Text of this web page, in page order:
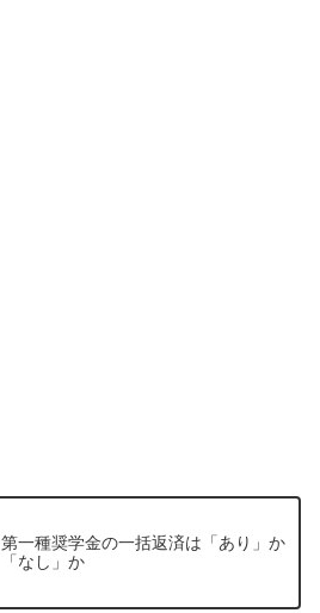
第一種奨学金の一括返済は「あり」か
「なし」か